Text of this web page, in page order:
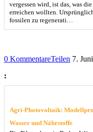
vergessen wird, ist das, was
erreichen wollten.
fossilen zu regenerati…
0 KommentareTeilen 7.
:
Agri-Photovoltaik:
Wasser und Nährstoffe